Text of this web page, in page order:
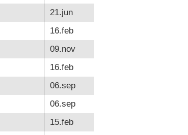
21.jun
16.feb
09.nov
16.feb
06.sep
06.sep
15.feb